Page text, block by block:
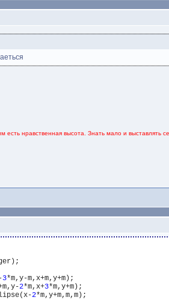
есть нравственная высота. Знать мало и
3*m,y-m,x+m,y+m);
2*m,x+3*m,y+m);
2*m,y+m,m,m);